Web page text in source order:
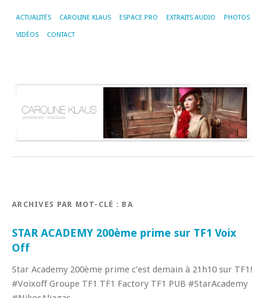
ACTUALITÉS CAROLINE KLAUS ESPACE PRO EXTRAITS AUDIO PHOTOS
VIDÉOS CONTACT
ARCHIVES PAR MOT-CLÉ : BA
STAR ACADEMY 200ème prime sur TF1 Voix
Off
Star Academy 200ème prime c’est demain à 21h10 sur TF1!
#Voixoff Groupe TF1 TF1 Factory TF1 PUB #StarAcademy